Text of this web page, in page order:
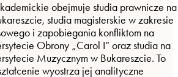
obejmuje studia prawnicze na
studia magisterskie w zakresie
i zapobiegania konfliktom na
Obrony „Carol I” oraz studia na
Muzycznym w Bukareszcie. To
wyostrza jej analityczne